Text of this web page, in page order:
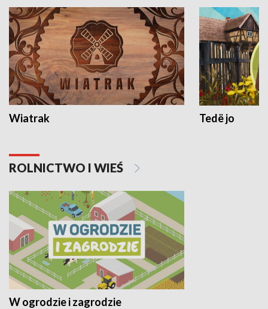
Wiatrak Tedë jo
ROLNICTWO I WIEŚ
W ogrodzie i zagrodzie